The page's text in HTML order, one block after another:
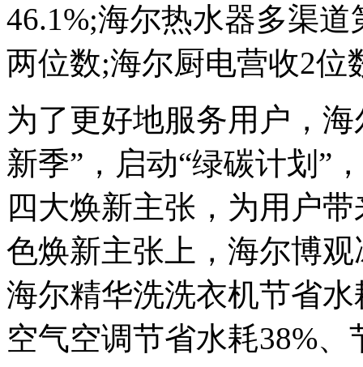
46.1%;海尔热水器多渠
两位数;海尔厨电营收2位
为了更好地服务用户，
新季”，启动“绿碳计划”
四大焕新主张，为用户
色焕新主张上，海尔博
海尔精华洗洗衣机节省
空气空调节省水耗38%、